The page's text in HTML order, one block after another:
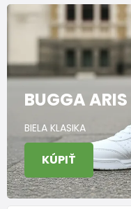
BUGGA ARIS
BIELA KLASIKA
KÚPIŤ